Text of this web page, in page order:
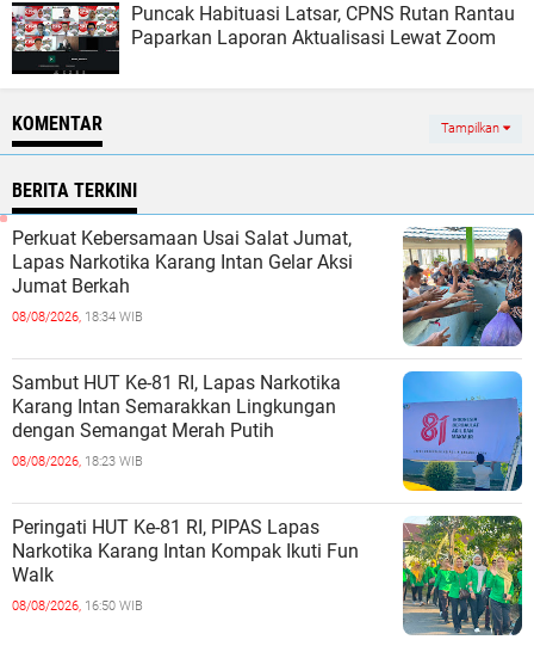
Puncak Habituasi Latsar, CPNS Rutan Rantau
Paparkan Laporan Aktualisasi Lewat Zoom
KOMENTAR Tampilkan
BERITA TERKINI
Perkuat Kebersamaan Usai Salat Jumat,
Lapas Narkotika Karang Intan Gelar Aksi
Jumat Berkah
08/08/2026, 18:34 WIB
Sambut HUT Ke-81 RI, Lapas Narkotika
Karang Intan Semarakkan Lingkungan
dengan Semangat Merah Putih
08/08/2026, 18:23 WIB
Peringati HUT Ke-81 RI, PIPAS Lapas
Narkotika Karang Intan Kompak Ikuti Fun
Walk
08/08/2026, 16:50 WIB